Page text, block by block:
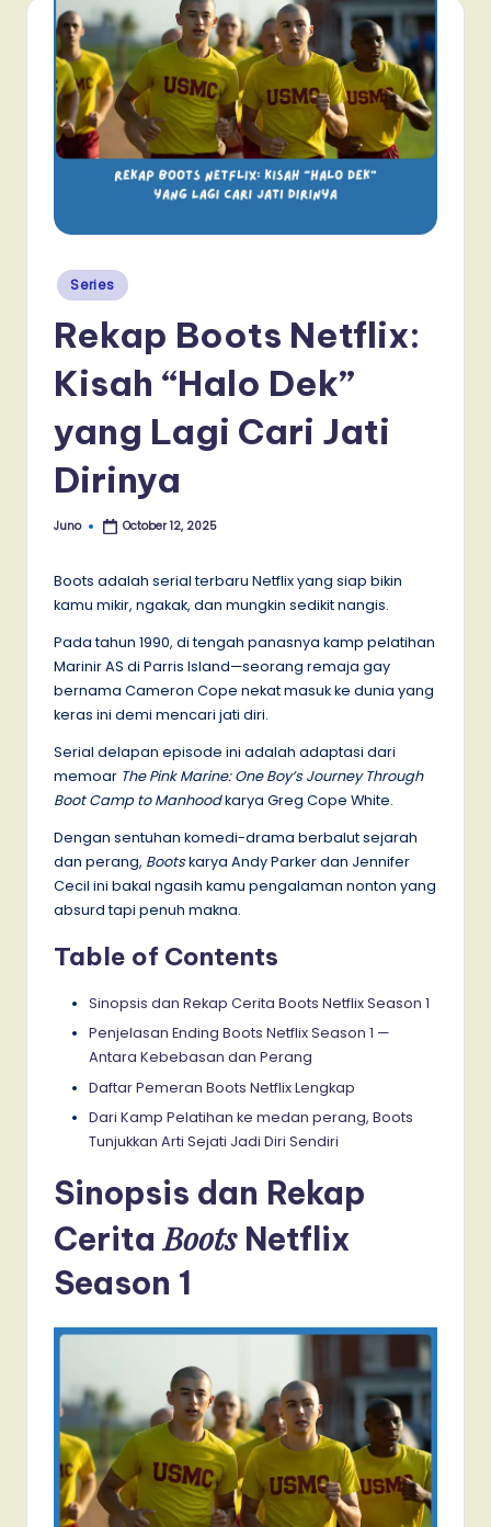
Posted
in
Series
Rekap Boots Netflix:
Kisah “Halo Dek”
yang Lagi Cari Jati
Dirinya
Posted
Juno October 12, 2025
Boots adalah serial terbaru Netflix yang siap bikin
kamu mikir, ngakak, dan mungkin sedikit nangis.
Pada tahun 1990, di tengah panasnya kamp pelatihan
Marinir AS di Parris Island—seorang remaja gay
bernama Cameron Cope nekat masuk ke dunia yang
keras ini demi mencari jati diri.
Serial delapan episode ini adalah adaptasi dari
memoar The Pink Marine: One Boy’s Journey Through
Boot Camp to Manhoodkarya Greg Cope White.
Dengan sentuhan komedi-drama berbalut sejarah
dan perang, Bootskarya Andy Parker dan Jennifer
Cecil ini bakal ngasih kamu pengalaman nonton yang
absurd tapi penuh makna.
Table of Contents
Sinopsis dan Rekap Cerita Boots Netflix Season 1
Penjelasan Ending Boots Netflix Season 1 —
Antara Kebebasan dan Perang
Daftar Pemeran Boots Netflix Lengkap
Dari Kamp Pelatihan ke medan perang, Boots
Tunjukkan Arti Sejati Jadi Diri Sendiri
Sinopsis dan Rekap
CeritaBootsNetflix
Season 1